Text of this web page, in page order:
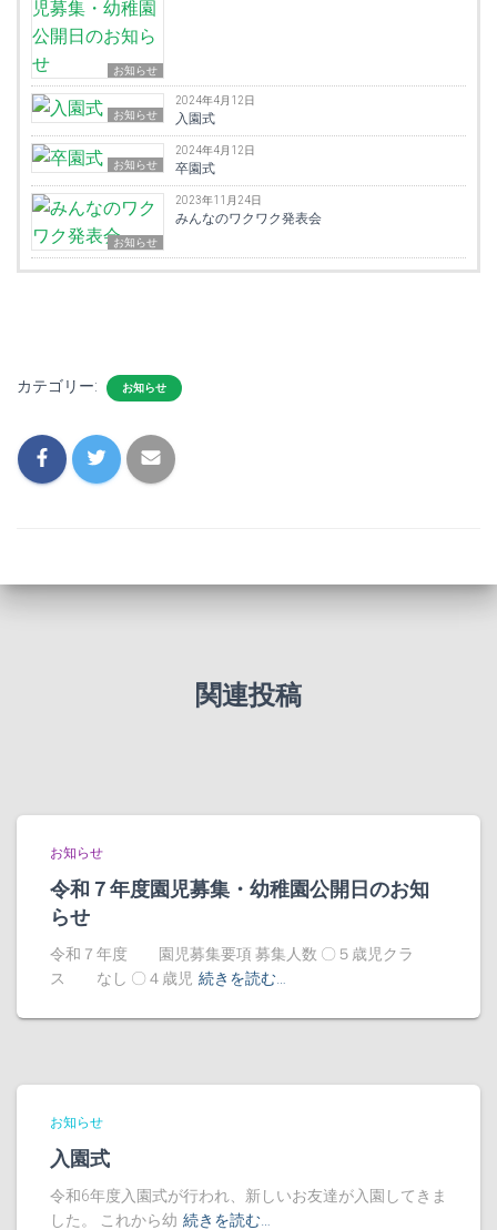
お知らせ
お知らせ
2024年4月12日
入園式
お知らせ
2024年4月12日
卒園式
お知らせ
2023年11月24日
みんなのワクワク発表会
カテゴリー: お知らせ
関連投稿
お知らせ
令和７年度園児募集・幼稚園公開日のお知
らせ
令和７年度 園児募集要項 募集人数 〇５歳児クラ
ス なし 〇４歳児 続きを読む…
お知らせ
入園式
令和6年度入園式が行われ、新しいお友達が入園してきま
した。 これから幼 続きを読む…